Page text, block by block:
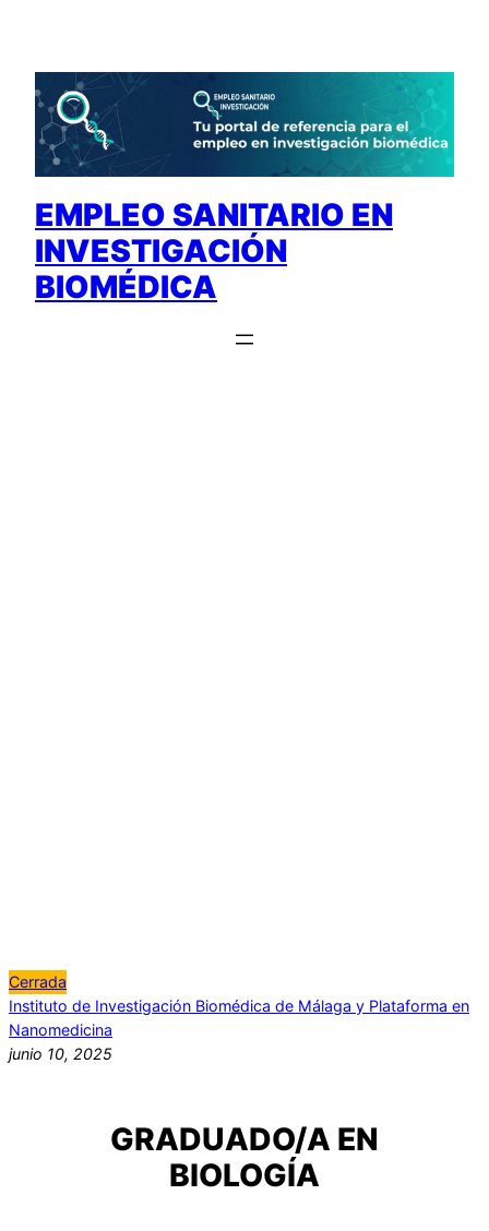
contenido
EMPLEO SANITARIO EN
INVESTIGACIÓN
BIOMÉDICA
Cerrada
Instituto de Investigación Biomédica de Málaga y Plataforma en
Nanomedicina
junio 10, 2025
GRADUADO/A EN
BIOLOGÍA